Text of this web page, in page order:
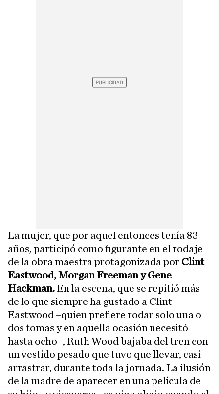
La mujer, que por aquel entonces tenía 83
años, participó como figurante en el rodaje
de la obra maestra protagonizada por Clint
Eastwood, Morgan Freeman y Gene
Hackman.En la escena, que se repitió más
de lo que siempre ha gustado a Clint
Eastwood –quien prefiere rodar solo una o
dos tomas y en aquella ocasión necesitó
hasta ocho–, Ruth Wood bajaba del tren con
un vestido pesado que tuvo que llevar, casi
arrastrar, durante toda la jornada. La ilusión
de la madre de aparecer en una película de